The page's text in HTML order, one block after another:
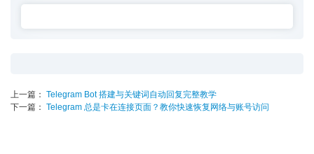
上一篇： Telegram Bot 搭建与关键词自动回复完整教学
下一篇： Telegram 总是卡在连接页面？教你快速恢复网络与账号访问